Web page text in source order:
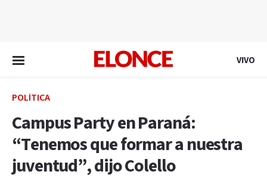
VIVO
POLÍTICA
Campus Party en Paraná:
“Tenemos que formar a nuestra
juventud”, dijo Colello